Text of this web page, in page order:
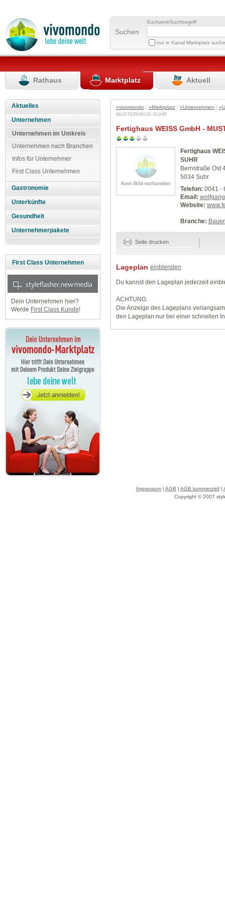
Suchen
Suchwort/Suchbegriff
nur in Kanal Marktplatz
Rathaus Marktplatz Aktuell
Aktuelles
Unternehmen
Unternehmen im Umkreis
Unternehmen nach Branchen
Infos für Unternehmer
First Class Unternehmen
Gastronomie
Unterkünfte
Gesundheit
Unternehmerpakete
First Class Unternehmen
Dein Unternehmen hier?
Werde First Class Kunde!
»vivomondo / »Marktplatz/ »Unternehmen /
MUSTERHAUS SUHR
Fertighaus WEISS GmbH -
Fertighaus
SUHR
Bernstraße Ost
5034 Suhr
Telefon: 0041 -
Email:
Website:
Branche:
Seite drucken
Lageplan einblenden
Du kannst den Lageplan jederzeit
ACHTUNG:
Die Anzeige des Lageplans
den Lageplan nur bei einer schnellen
Impressum| AGB | AGB kommerziell|
Copyright © 2007